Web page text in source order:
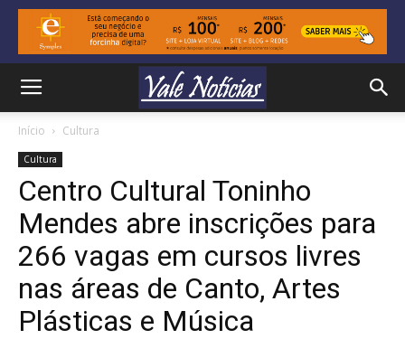
Início Cultura
Cultura
Centro Cultural Toninho
Mendes abre inscrições para
266 vagas em cursos livres
nas áreas de Canto, Artes
Plásticas e Música